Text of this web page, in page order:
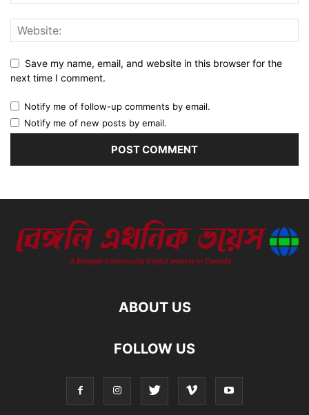
Save my name, email, and website in this browser for the
next time I comment.
Notify me of follow-up comments by email.
Notify me of new posts by email.
ABOUT US
FOLLOW US